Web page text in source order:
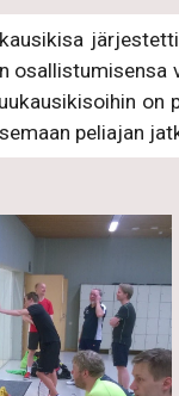
osallistumisensa
peliajan